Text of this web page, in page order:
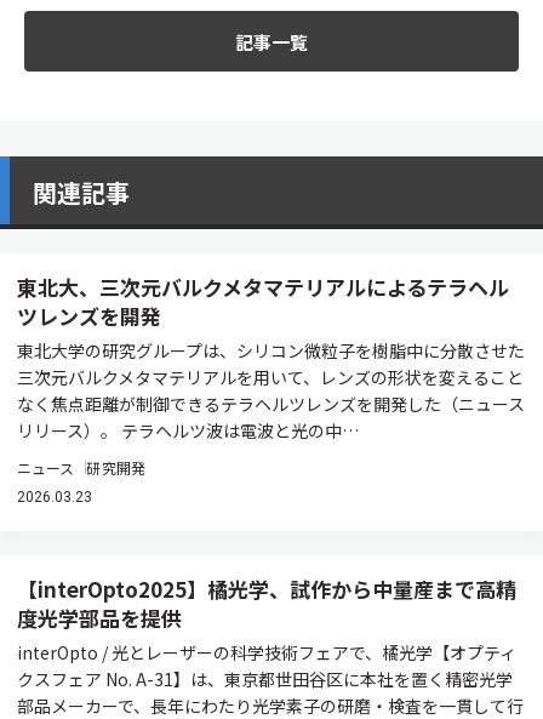
記事一覧
関連記事
東北大、三次元バルクメタマテリアルによるテラヘル
ツレンズを開発
東北大学の研究グループは、シリコン微粒子を樹脂中に分散させた
三次元バルクメタマテリアルを用いて、レンズの形状を変えること
なく焦点距離が制御できるテラヘルツレンズを開発した（ニュース
リリース）。 テラヘルツ波は電波と光の中…
ニュース 研究開発
2026.03.23
【interOpto2025】橘光学、試作から中量産まで高精
度光学部品を提供
interOpto / 光とレーザーの科学技術フェアで、橘光学【オプティ
クスフェア No. A-31】は、東京都世田谷区に本社を置く精密光学
部品メーカーで、長年にわたり光学素子の研磨・検査を一貫して行